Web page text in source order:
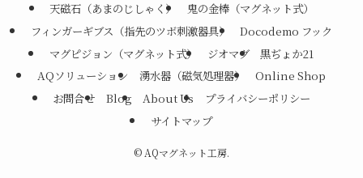
天磁石（あまのじしゃく）
鬼の金棒（マグネット式）
フィンガーギブス（指先のツボ刺激器具）
Docodemo フック
マグピジョン（マグネット式）
ジオマグ
黒ぢょか21
AQソリューション
湧水器（磁気処理器）
Online Shop
お問合せ
Blog About Us
プライバシーポリシー
サイトマップ
© AQマグネット工房.